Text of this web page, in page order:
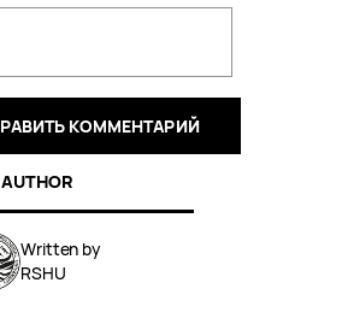
AUTHOR
Written by
RSHU